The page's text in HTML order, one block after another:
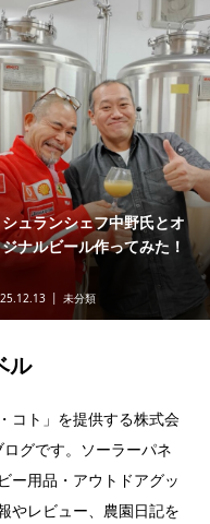
ュランシェフ中野氏とオ
ジナルビール作ってみた！
未分類
ル
コト」を提供する株式会
グです。ソーラーパネ
ー用品・アウトドアグッ
やレビュー、農園日記を